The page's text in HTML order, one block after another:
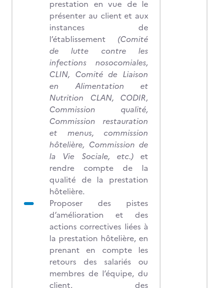
prestation en vue de le
présenter au client et aux
instances de
l’établissement (Comité
de lutte contre les
infections nosocomiales,
CLIN, Comité de Liaison
en Alimentation et
Nutrition CLAN, CODIR,
Commission qualité,
Commission restauration
et menus, commission
hôtelière, Commission de
la Vie Sociale, etc.) et
rendre compte de la
qualité de la prestation
hôtelière.
Proposer des pistes
d’amélioration et des
actions correctives liées à
la prestation hôtelière, en
prenant en compte les
retours des salariés ou
membres de l’équipe, du
client, des